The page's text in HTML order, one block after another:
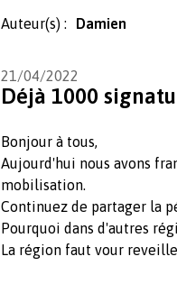
Auteur(s) : Damien
21/04/2022
Déjà 1000
Bonjour à tous,
Aujourd'hui nous avons
mobilisation.
Continuez de partager la
Pourquoi dans d'autres
La région faut vour